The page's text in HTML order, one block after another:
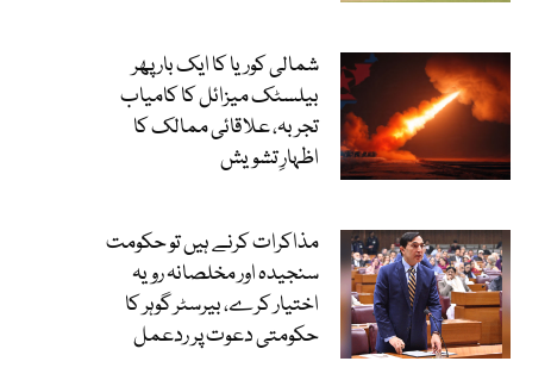
شمالی کوریا کا ایک بار پھر
بیلسٹک میزائل کا کامیاب
تجربہ، علاقائی ممالک کا
اظہارِ تشویش
مذاکرات کرنے ہیں تو حکومت
سنجیدہ اور مخلصانہ رویہ
اختیار کرے، بیرسٹر گوہر کا
حکومتی دعوت پر ردعمل